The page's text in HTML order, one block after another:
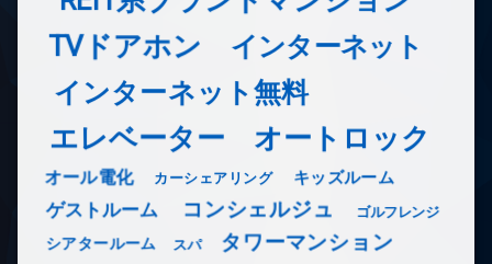
TVドアホン インターネット
インターネット無料
エレベーター オートロック
オール電化 カーシェアリング キッズルーム
ゲストルーム コンシェルジュ ゴルフレンジ
シアタールーム スパ タワーマンション